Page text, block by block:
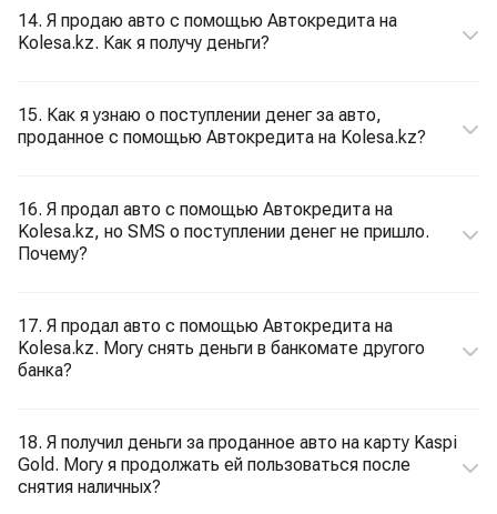
14. Я продаю авто с помощью Автокредита на
Kolesa.kz. Как я получу деньги?
15. Как я узнаю о поступлении денег за авто,
проданное с помощью Автокредита на Kolesa.kz?
16. Я продал авто с помощью Автокредита на
Kolesa.kz, но SMS о поступлении денег не пришло.
Почему?
17. Я продал авто с помощью Автокредита на
Kolesa.kz. Могу снять деньги в банкомате другого
банка?
18. Я получил деньги за проданное авто на карту Kaspi
Gold. Могу я продолжать ей пользоваться после
снятия наличных?